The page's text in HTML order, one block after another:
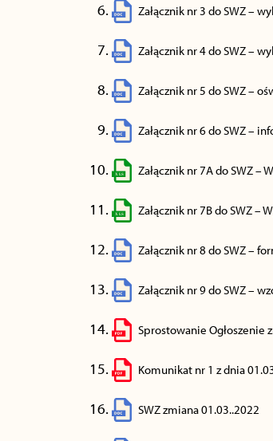
Załącznik nr 3 do SWZ –
Załącznik nr 4 do SWZ –
Załącznik nr 5 do SWZ –
Załącznik nr 6 do SWZ –
Załącznik nr 7A do SWZ –
Załącznik nr 7B do SWZ –
Załącznik nr 8 do SWZ –
Załącznik nr 9 do SWZ –
Sprostowanie
Komunikat nr 1 z dnia
SWZ zmiana 01.03..2022